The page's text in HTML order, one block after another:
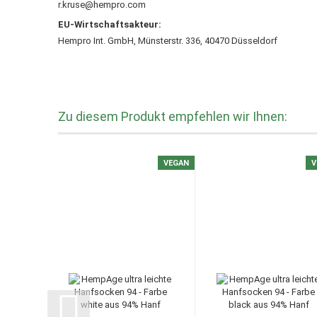
r.kruse@hempro.com
EU-Wirtschaftsakteur:
Hempro Int. GmbH, Münsterstr. 336, 40470 Düsseldorf
Zu diesem Produkt empfehlen wir Ihnen:
VEGAN